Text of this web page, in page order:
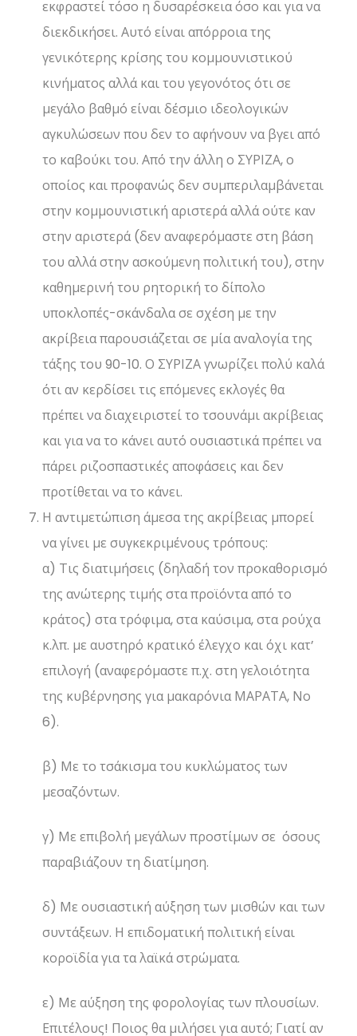
εκφραστεί τόσο η δυσαρέσκεια όσο και για να
διεκδικήσει. Αυτό είναι απόρροια της
γενικότερης κρίσης του κομμουνιστικού
κινήματος αλλά και του γεγονότος ότι σε
μεγάλο βαθμό είναι δέσμιο ιδεολογικών
αγκυλώσεων που δεν το αφήνουν να βγει από
το καβούκι του. Από την άλλη ο ΣΥΡΙΖΑ, ο
οποίος και προφανώς δεν συμπεριλαμβάνεται
στην κομμουνιστική αριστερά αλλά ούτε καν
στην αριστερά (δεν αναφερόμαστε στη βάση
του αλλά στην ασκούμενη πολιτική του), στην
καθημερινή του ρητορική το δίπολο
υποκλοπές-σκάνδαλα σε σχέση με την
ακρίβεια παρουσιάζεται σε μία αναλογία της
τάξης του 90-10. Ο ΣΥΡΙΖΑ γνωρίζει πολύ καλά
ότι αν κερδίσει τις επόμενες εκλογές θα
πρέπει να διαχειριστεί το τσουνάμι ακρίβειας
και για να το κάνει αυτό ουσιαστικά πρέπει να
πάρει ριζοσπαστικές αποφάσεις και δεν
προτίθεται να το κάνει.
Η αντιμετώπιση άμεσα της ακρίβειας μπορεί
να γίνει με συγκεκριμένους τρόπους:
α) Τις διατιμήσεις (δηλαδή τον προκαθορισμό
της ανώτερης τιμής στα προϊόντα από το
κράτος) στα τρόφιμα, στα καύσιμα, στα ρούχα
κ.λπ. με αυστηρό κρατικό έλεγχο και όχι κατ’
επιλογή (αναφερόμαστε π.χ. στη γελοιότητα
της κυβέρνησης για μακαρόνια ΜΑΡΑΤΑ, Νο
6).
β) Με το τσάκισμα του κυκλώματος των
μεσαζόντων.
γ) Με επιβολή μεγάλων προστίμων σε όσους
παραβιάζουν τη διατίμηση.
δ) Με ουσιαστική αύξηση των μισθών και των
συντάξεων. Η επιδοματική πολιτική είναι
κοροϊδία για τα λαϊκά στρώματα.
ε) Με αύξηση της φορολογίας των πλουσίων.
Επιτέλους! Ποιος θα μιλήσει για αυτό; Γιατί αν